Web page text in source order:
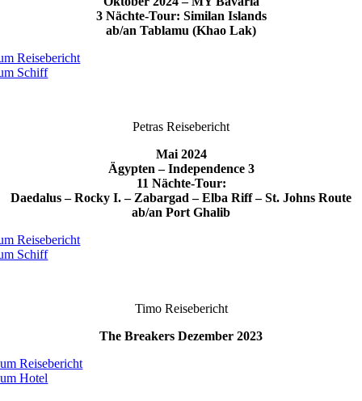
3 Nächte-Tour: Similan Islands
ab/an Tablamu (Khao Lak)
Reisebericht
Schiff
Petras Reisebericht
Mai 2024
Ägypten – Independence 3
11 Nächte-Tour:
Daedalus – Rocky I. – Zabargad – Elba Riff – St. Johns Route
ab/an Port Ghalib
Reisebericht
Schiff
Timo Reisebericht
The Breakers Dezember 2023
Reisebericht
Hotel